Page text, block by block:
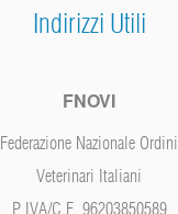
Indirizzi Utili
FNOVI
Federazione Nazionale Ordini
Veterinari Italiani
P.IVA/C.F. 96203850589